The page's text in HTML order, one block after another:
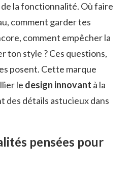
la fonctionnalité. Où faire
comment garder tes
comment empêcher la
ton style ? Ces questions,
posent. Cette marque
le design innovant à la
des détails astucieux dans
pensées pour